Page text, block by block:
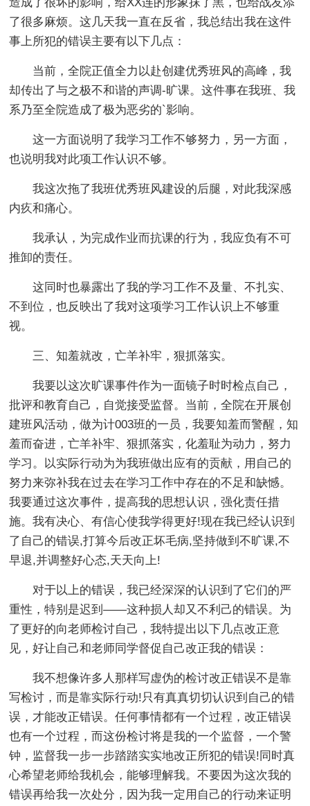
了很多麻烦。这几天我一直在反省，我总结出我在这件
事上所犯的错误主要有以下几点：
当前，全院正值全力以赴创建优秀班风的高峰，我
却传出了与之极不和谐的声调-旷课。这件事在我班、我
系乃至全院造成了极为恶劣的`影响。
这一方面说明了我学习工作不够努力，另一方面，
也说明我对此项工作认识不够。
我这次拖了我班优秀班风建设的后腿，对此我深感
内疚和痛心。
我承认，为完成作业而抗课的行为，我应负有不可
推卸的责任。
这同时也暴露出了我的学习工作不及量、不扎实、
不到位，也反映出了我对这项学习工作认识上不够重
视。
三、知羞就改，亡羊补牢，狠抓落实。
我要以这次旷课事件作为一面镜子时时检点自己，
批评和教育自己，自觉接受监督。当前，全院在开展创
建班风活动，做为计003班的一员，我要知羞而警醒，知
羞而奋进，亡羊补牢、狠抓落实，化羞耻为动力，努力
学习。以实际行动为为我班做出应有的贡献，用自己的
努力来弥补我在过去在学习工作中存在的不足和缺憾。
我要通过这次事件，提高我的思想认识，强化责任措
施。我有决心、有信心使我学得更好!现在我已经认识到
了自己的错误,打算今后改正坏毛病,坚持做到不旷课,不
早退,并调整好心态,天天向上!
对于以上的错误，我已经深深的认识到了它们的严
重性，特别是迟到——这种损人却又不利己的错误。为
了更好的向老师检讨自己，我特提出以下几点改正意
见，好让自己和老师同学督促自己改正我的错误：
我不想像许多人那样写虚伪的检讨改正错误不是靠
写检讨，而是靠实际行动!只有真真切切认识到自己的错
误，才能改正错误。任何事情都有一个过程，改正错误
也有一个过程，而这份检讨将是我的一个监督，一个警
钟，监督我一步一步踏踏实实地改正所犯的错误!同时真
心希望老师给我机会，能够理解我。不要因为这次我的
错误再给我一次处分，因为我一定用自己的行动来证明